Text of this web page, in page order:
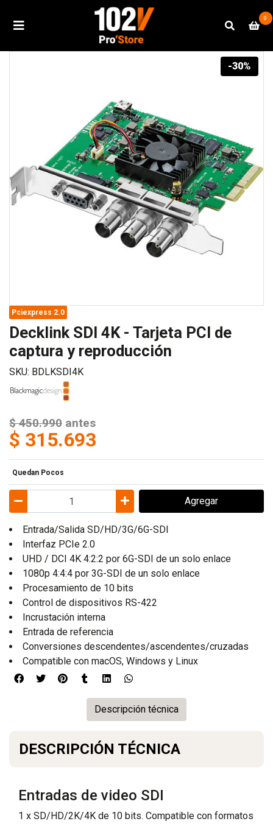
0
-30%
Pciexpress 2.0
Decklink SDI 4K - Tarjeta PCI de
captura y reproducción
SKU: BDLKSDI4K
$ 450.990 antes
$ 315.693
Quedan Pocos
Agregar
Entrada/Salida SD/HD/3G/6G-SDI
Interfaz PCIe 2.0
UHD / DCI 4K 4:2:2 por 6G-SDI de un solo enlace
1080p 4:4:4 por 3G-SDI de un solo enlace
Procesamiento de 10 bits
Control de dispositivos RS-422
Incrustación interna
Entrada de referencia
Conversiones descendentes/ascendentes/cruzadas
Compatible con macOS, Windows y Linux
DESCRIPCIÓN TÉCNICA
Entradas de video SDI
1 x SD/HD/2K/4K de 10 bits. Compatible con formatos
Descripción técnica